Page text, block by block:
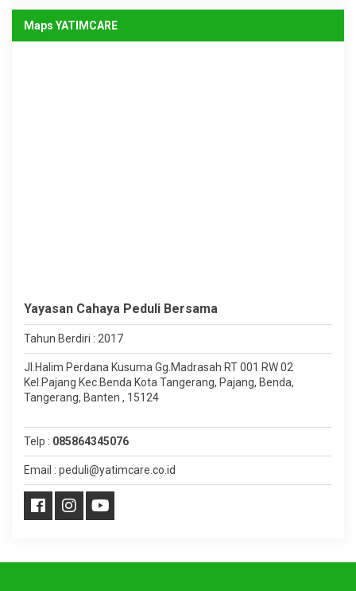
Maps YATIMCARE
Yayasan Cahaya Peduli Bersama
Tahun Berdiri : 2017
Jl.Halim Perdana Kusuma Gg.Madrasah RT 001 RW 02
Kel.Pajang Kec.Benda Kota Tangerang, Pajang, Benda,
Tangerang, Banten , 15124
Telp : 085864345076
Email : peduli@yatimcare.co.id